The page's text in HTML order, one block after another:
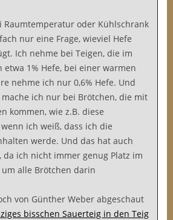
Raumtemperatur oder Kühlschrank
nur eine Frage, wieviel Hefe
Ich nehme bei Teigen, die im
etwa 1% Hefe, bei einer warmen
nehme ich nur 0,6% Hefe. Und
ich nur bei Brötchen, die mit
kommen, wie z.B. diese
ich weiß, dass ich die
werde. Und das hat auch
da ich nicht immer genug Platz im
alle Brötchen darin
von Günther Weber abgeschaut
bisschen Sauerteig in den Teig